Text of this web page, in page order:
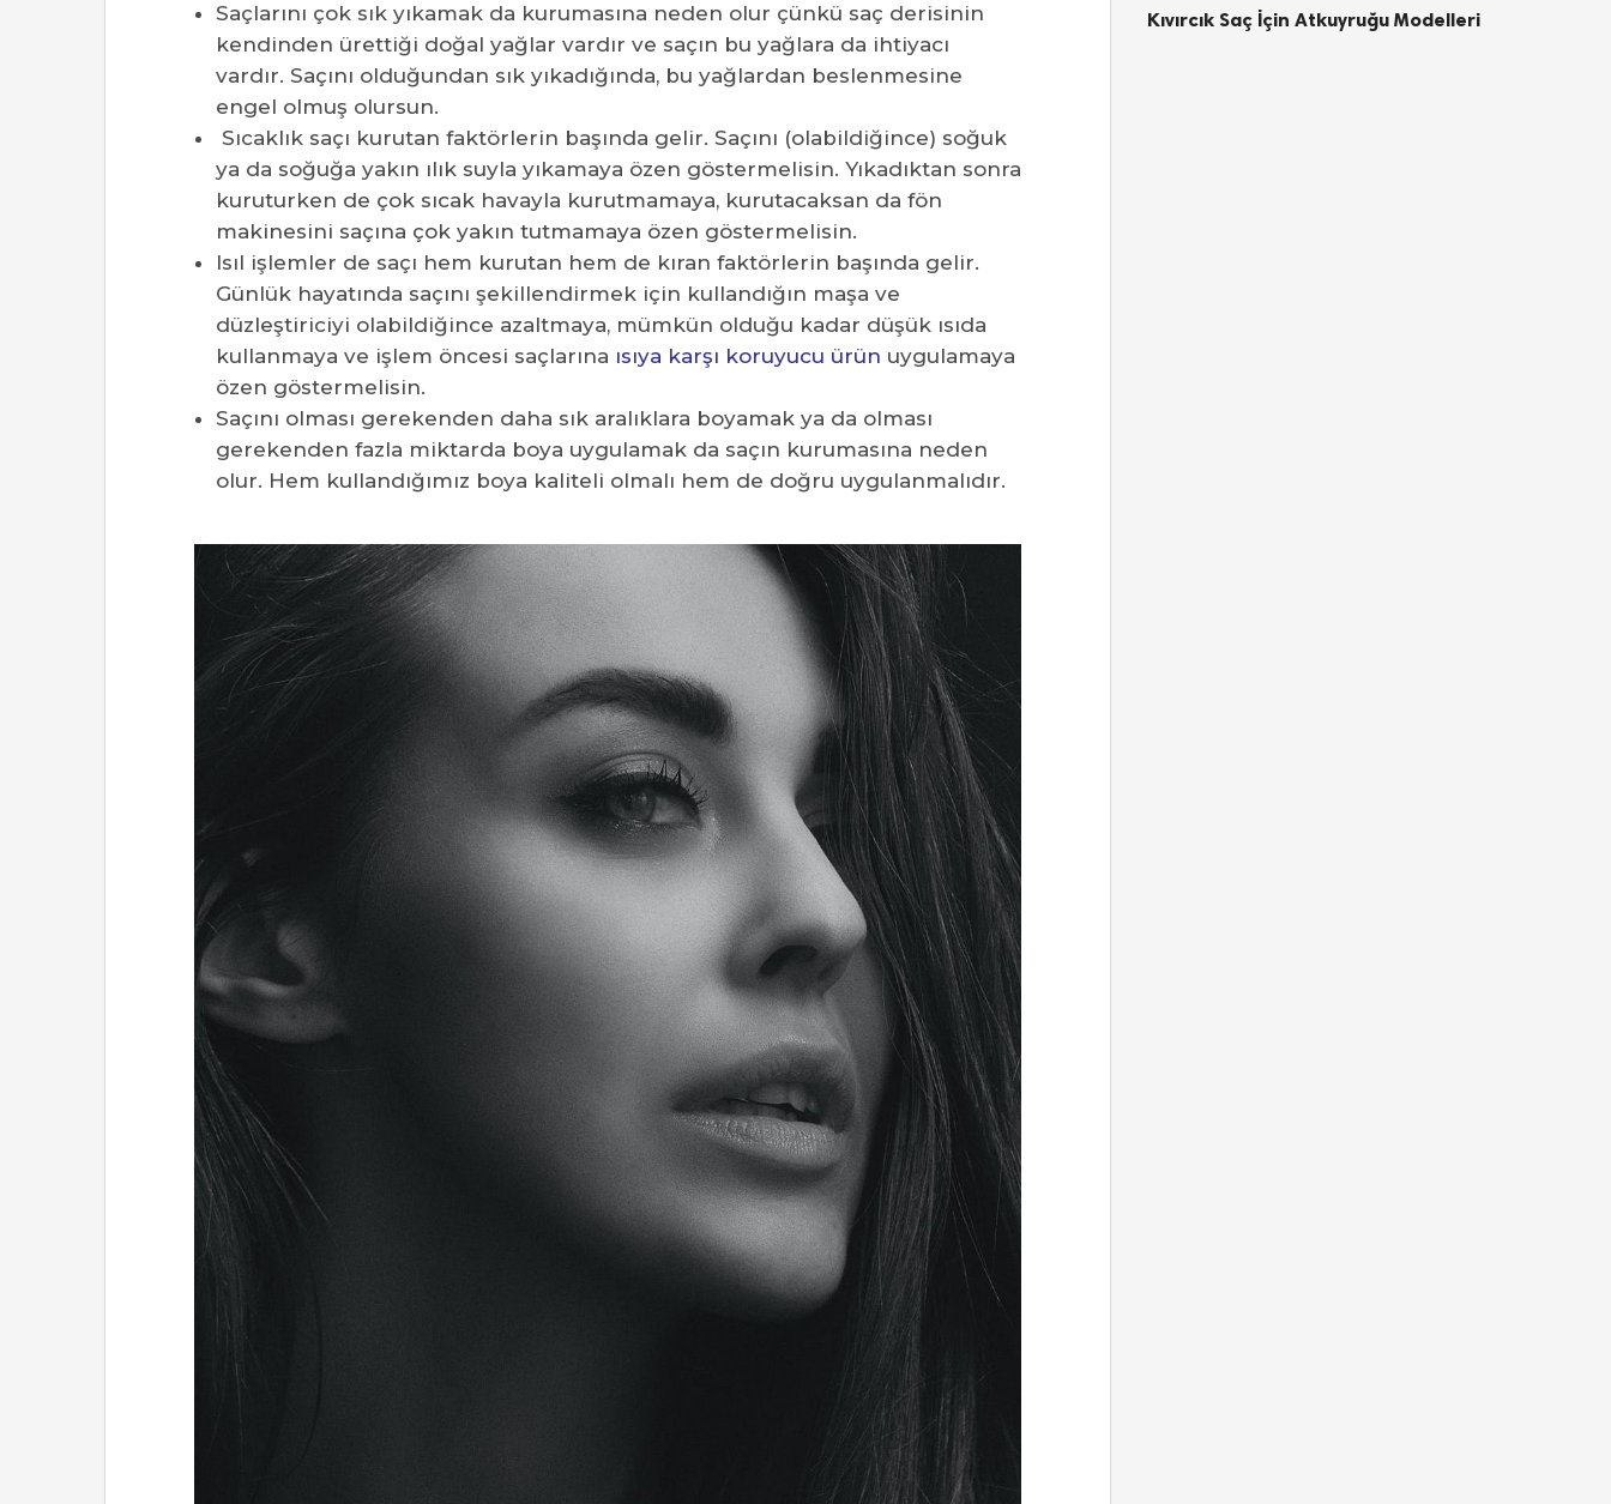
Saçlarını çok sık yıkamak da kurumasına neden olur çünkü saç derisinin
kendinden ürettiği doğal yağlar vardır ve saçın bu yağlara da ihtiyacı
vardır. Saçını olduğundan sık yıkadığında, bu yağlardan beslenmesine
engel olmuş olursun.
Sıcaklık saçı kurutan faktörlerin başında gelir. Saçını (olabildiğince) soğuk
ya da soğuğa yakın ılık suyla yıkamaya özen göstermelisin. Yıkadıktan sonra
kuruturken de çok sıcak havayla kurutmamaya, kurutacaksan da fön
makinesini saçına çok yakın tutmamaya özen göstermelisin.
Isıl işlemler de saçı hem kurutan hem de kıran faktörlerin başında gelir.
Günlük hayatında saçını şekillendirmek için kullandığın maşa ve
düzleştiriciyi olabildiğince azaltmaya, mümkün olduğu kadar düşük ısıda
kullanmaya ve işlem öncesi saçlarına ısıya karşı koruyucu ürün uygulamaya
özen göstermelisin.
Saçını olması gerekenden daha sık aralıklara boyamak ya da olması
gerekenden fazla miktarda boya uygulamak da saçın kurumasına neden
olur. Hem kullandığımız boya kaliteli olmalı hem de doğru uygulanmalıdır.
Kıvırcık Saç İçin Atkuyruğu Modelleri